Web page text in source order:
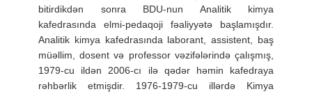
bitirdikdən sonra BDU-nun Analitik kimya
kafedrasında elmi-pedaqoji fəaliyyətə başlamışdır.
Analitik kimya kafedrasında laborant, assistent, baş
müəllim, dosent və professor vəzifələrində çalışmış,
1979-cu ildən 2006-cı ilə qədər həmin kafedraya
rəhbərlik etmişdir. 1976-1979-cu illərdə Kimya